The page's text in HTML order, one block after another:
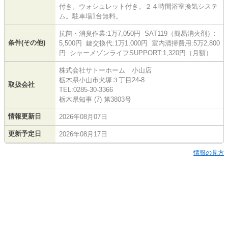
付き。ウォシュレット付き。２４時間浴室換気システ
ム。駐車場1台無料。
条件(その他)
抗菌・消臭作業:1万7,050円 SAT119（簡易消火剤）:
5,500円 鍵交換代:1万1,000円 室内清掃費用:5万2,800
円 シャーメゾンライフSUPPORT:1,320円（月額）
取扱会社
株式会社サトーホーム 小山店
栃木県小山市犬塚３丁目24-8
TEL:0285-30-3366
栃木県知事 (7) 第3803号
情報更新日 2026年08月07日
更新予定日 2026年08月17日
情報の見方